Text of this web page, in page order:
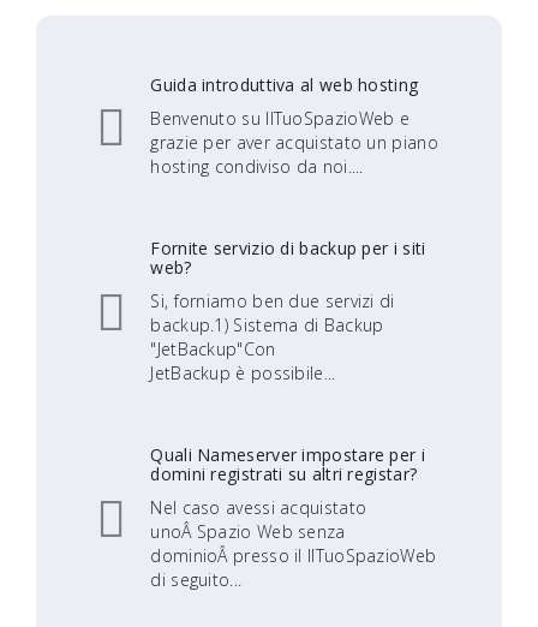
Guida introduttiva al web hosting
Benvenuto su IlTuoSpazioWeb e
grazie per aver acquistato un piano
hosting condiviso da noi....
Fornite servizio di backup per i siti
web?
Si, forniamo ben due servizi di
backup.1) Sistema di Backup
"JetBackup"Con
JetBackup è possibile...
Quali Nameserver impostare per i
domini registrati su altri registar?
Nel caso avessi acquistato
unoÂ Spazio Web senza
dominioÂ presso il IlTuoSpazioWeb
di seguito...